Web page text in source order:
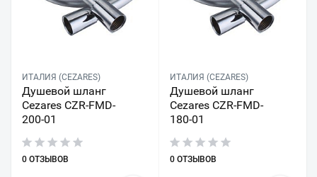
ИТАЛИЯ (CEZARES)
Душевой шланг
Cezares CZR-FMD-
200-01
0 ОТЗЫВОВ
ИТАЛИЯ (CEZARES)
Душевой шланг
Cezares CZR-FMD-
180-01
0 ОТЗЫВОВ